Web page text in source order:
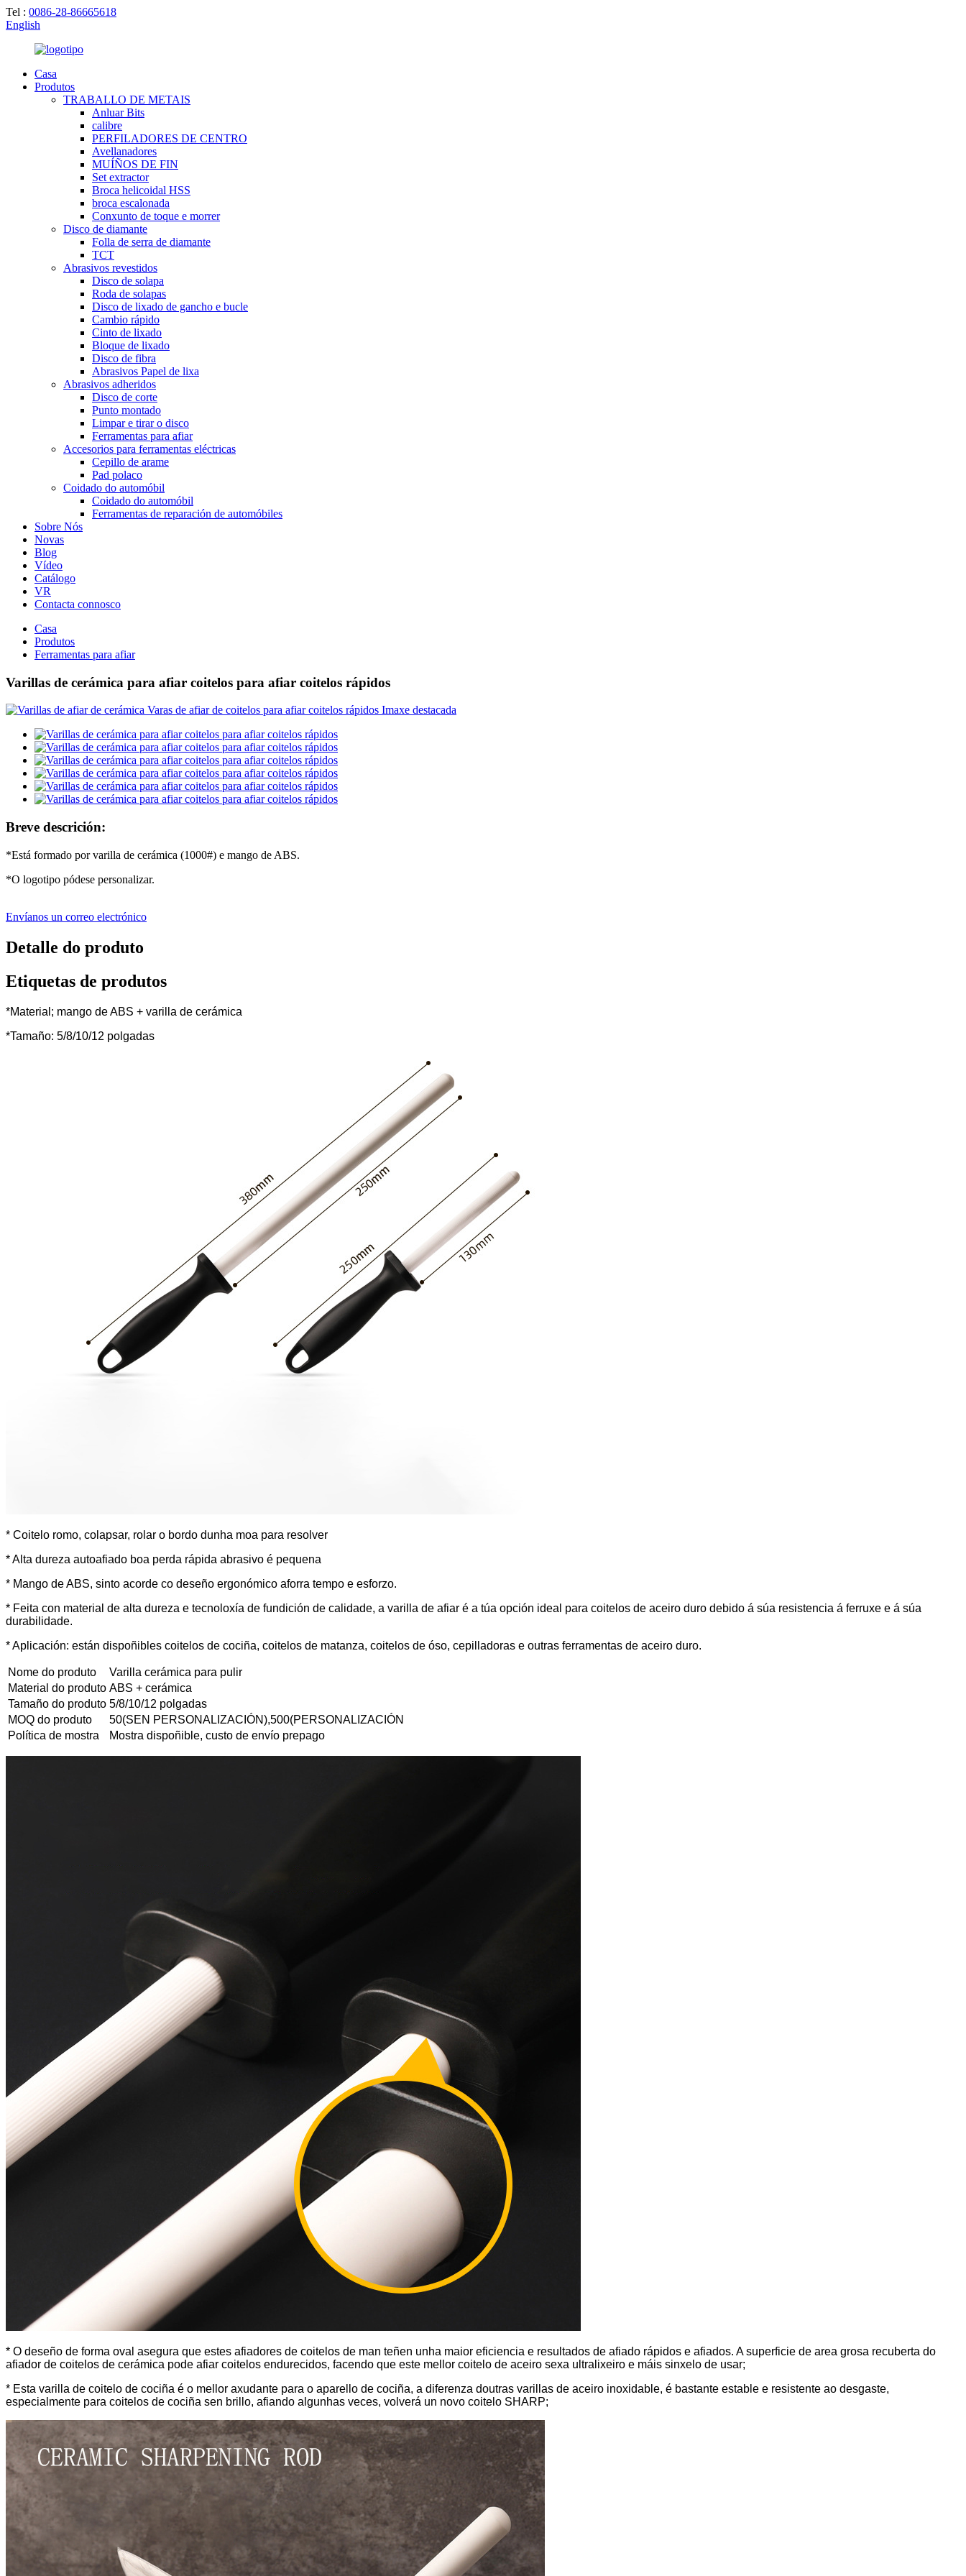
Tel : 0086-28-86665618
English
Casa
Produtos
TRABALLO DE METAIS
Anluar Bits
calibre
PERFILADORES DE CENTRO
Avellanadores
MUÍÑOS DE FIN
Set extractor
Broca helicoidal HSS
broca escalonada
Conxunto de toque e morrer
Disco de diamante
Folla de serra de diamante
TCT
Abrasivos revestidos
Disco de solapa
Roda de solapas
Disco de lixado de gancho e bucle
Cambio rápido
Cinto de lixado
Bloque de lixado
Disco de fibra
Abrasivos Papel de lixa
Abrasivos adheridos
Disco de corte
Punto montado
Limpar e tirar o disco
Ferramentas para afiar
Accesorios para ferramentas eléctricas
Cepillo de arame
Pad polaco
Coidado do automóbil
Coidado do automóbil
Ferramentas de reparación de automóbiles
Sobre Nós
Novas
Blog
Vídeo
Catálogo
VR
Contacta connosco
Casa
Produtos
Ferramentas para afiar
Varillas de cerámica para afiar coitelos para afiar coitelos rápidos
Breve descrición:
*Está formado por varilla de cerámica (1000#) e mango de ABS.
*O logotipo pódese personalizar.
Envíanos un correo electrónico
Detalle do produto
Etiquetas de produtos
*Material; mango de ABS + varilla de cerámica
*Tamaño: 5/8/10/12 polgadas
* Coitelo romo, colapsar, rolar o bordo dunha moa para resolver
* Alta dureza autoafiado boa perda rápida abrasivo é pequena
* Mango de ABS, sinto acorde co deseño ergonómico aforra tempo e esforzo.
* Feita con material de alta dureza e tecnoloxía de fundición de calidade, a varilla de afiar é a túa opción ideal para coitelos de aceiro duro debido á súa resistencia á ferruxe e á súa
durabilidade.
* Aplicación: están dispoñibles coitelos de cociña, coitelos de matanza, coitelos de óso, cepilladoras e outras ferramentas de aceiro duro.
Nome do produto
Varilla cerámica para pulir
Material do produto ABS + cerámica
Tamaño do produto 5/8/10/12 polgadas
MOQ do produto
50(SEN PERSONALIZACIÓN),500(PERSONALIZACIÓN
Política de mostra
Mostra dispoñible, custo de envío prepago
* O deseño de forma oval asegura que estes afiadores de coitelos de man teñen unha maior eficiencia e resultados de afiado rápidos e afiados. A superficie de area grosa recuberta do
afiador de coitelos de cerámica pode afiar coitelos endurecidos, facendo que este mellor coitelo de aceiro sexa ultralixeiro e máis sinxelo de usar;
* Esta varilla de coitelo de cociña é o mellor axudante para o aparello de cociña, a diferenza doutras varillas de aceiro inoxidable, é bastante estable e resistente ao desgaste,
especialmente para coitelos de cociña sen brillo, afiando algunhas veces, volverá un novo coitelo SHARP;